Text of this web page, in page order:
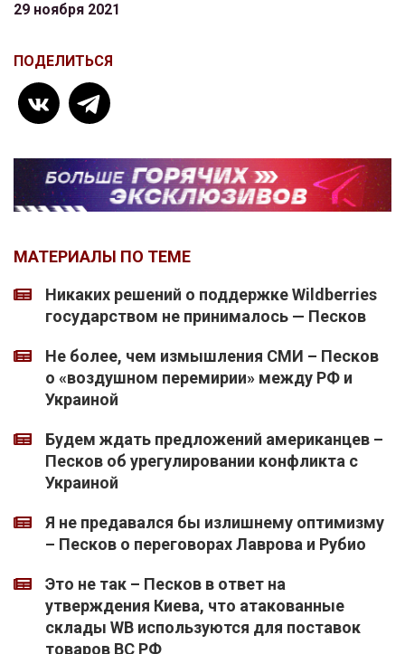
29 ноября 2021
ПОДЕЛИТЬСЯ
МАТЕРИАЛЫ ПО ТЕМЕ
Никаких решений о поддержке Wildberries
государством не принималось — Песков
Не более, чем измышления СМИ – Песков
о «воздушном перемирии» между РФ и
Украиной
Будем ждать предложений американцев –
Песков об урегулировании конфликта с
Украиной
Я не предавался бы излишнему оптимизму
– Песков о переговорах Лаврова и Рубио
Это не так – Песков в ответ на
утверждения Киева, что атакованные
склады WB используются для поставок
товаров ВС РФ